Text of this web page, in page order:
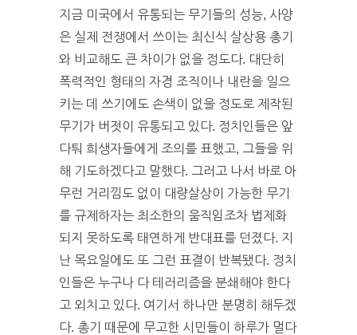
지금 미국에서 유통되는 무기들의 성능, 사양
은 실제 전쟁에서 쓰이는 최신식 살상용 총기
와 비교해도 큰 차이가 없을 정도다. 대단히
폭력적인 형태의 자경 조직이나 내란을 일으
키는 데 쓰기에도 손색이 없을 정도로 제작된
무기가 버젓이 유통되고 있다. 정치인들은 앞
다퉈 희생자들에게 조의를 표했고, 그들을 위
해 기도하겠다고 말했다. 그러고 나서 바로 아
무런 거리낌도 없이 대량살상이 가능한 무기
를 규제하자는 최소한의 움직임조차 법제화
되지 못하도록 태연하게 반대표를 던졌다. 지
난 목요일에도 또 그런 표결이 반복됐다. 정치
인들은 누구나 다 테러리즘을 분쇄해야 한다
고 외치고 있다. 여기서 하나만 분명히 해두겠
다. 총기 때문에 무고한 시민들이 하루가 멀다